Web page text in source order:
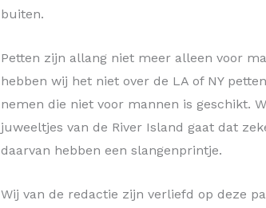
buiten.
Petten zijn allang niet meer alleen voor
hebben wij het niet over de LA of NY
nemen die niet voor mannen is geschikt.
juweeltjes van de River Island gaat dat
daarvan hebben een slangenprintje.
Wij van de redactie zijn verliefd op deze